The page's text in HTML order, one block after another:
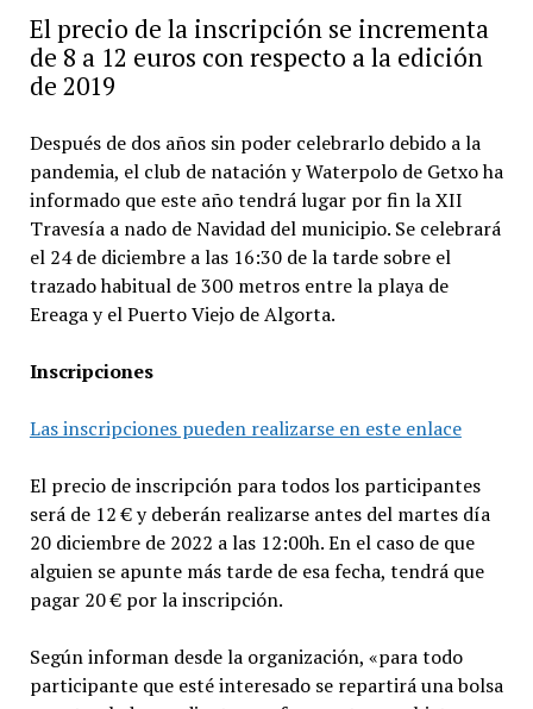
El precio de la inscripción se incrementa
de 8 a 12 euros con respecto a la edición
de 2019
Después de dos años sin poder celebrarlo debido a la
pandemia, el club de natación y Waterpolo de Getxo ha
informado que este año tendrá lugar por fin la XII
Travesía a nado de Navidad del municipio. Se celebrará
el 24 de diciembre a las 16:30 de la tarde sobre el
trazado habitual de 300 metros entre la playa de
Ereaga y el Puerto Viejo de Algorta.
Inscripciones
Las inscripciones pueden realizarse en este enlace
El precio de inscripción para todos los participantes
será de 12 € y deberán realizarse antes del martes día
20 diciembre de 2022 a las 12:00h. En el caso de que
alguien se apunte más tarde de esa fecha, tendrá que
pagar 20 € por la inscripción.
Según informan desde la organización, «para todo
participante que esté interesado se repartirá una bolsa